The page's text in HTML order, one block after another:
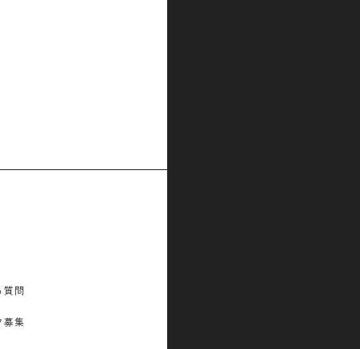
質問
募集